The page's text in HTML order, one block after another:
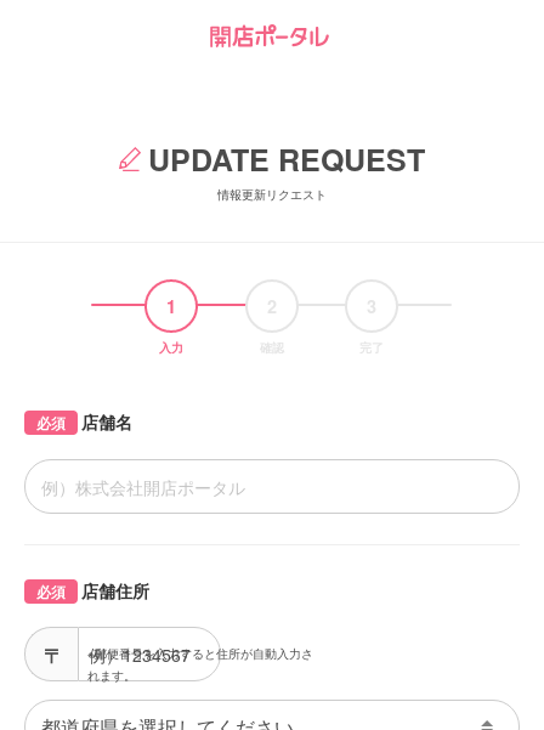
UPDATE REQUEST
情報更新リクエスト
1
入力
2
確認
3
完了
店舗名
必須
店舗住所
必須
※郵便番号を入力すると住所が自動入力さ
れます。